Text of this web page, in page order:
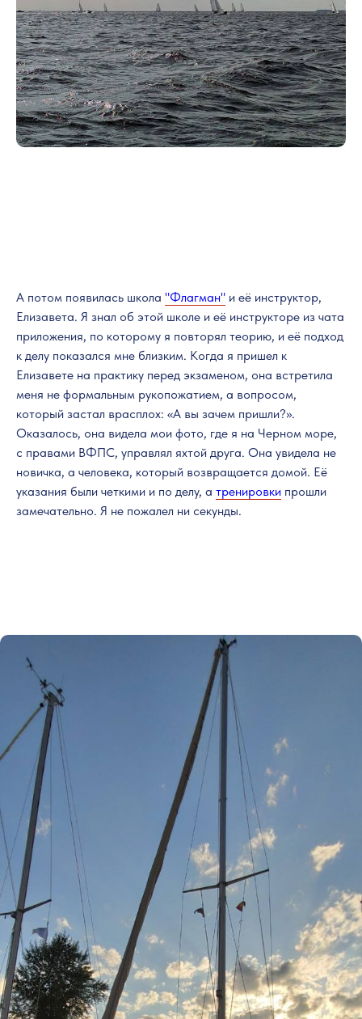
А потом появилась школа "Флагман" и её инструктор,
Елизавета. Я знал об этой школе и её инструкторе из чата
приложения, по которому я повторял теорию, и её подход
к делу показался мне близким. Когда я пришел к
Елизавете на практику перед экзаменом, она встретила
меня не формальным рукопожатием, а вопросом,
который застал врасплох: «А вы зачем пришли?».
Оказалось, она видела мои фото, где я на Черном море,
с правами ВФПС, управлял яхтой друга. Она увидела не
новичка, а человека, который возвращается домой. Её
указания были четкими и по делу, а тренировки прошли
замечательно. Я не пожалел ни секунды.